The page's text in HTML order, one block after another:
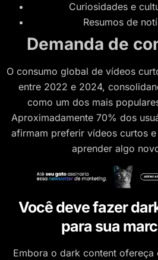
Curiosidades e
Resumos de
Demanda de
O consumo global de vídeos
entre 2022 e 2024,
como um dos mais
Aproximadamente 70% dos
afirmam preferir vídeos curtos
aprender algo
Você deve fazer
para sua
Embora o dark content ofereça